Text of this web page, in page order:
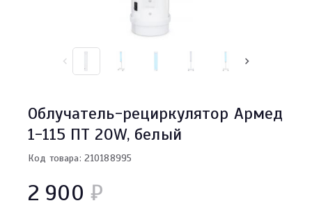
Облучатель-рециркулятор Армед
1-115 ПТ 20W, белый
Код товара: 210188995
2 900 ₽